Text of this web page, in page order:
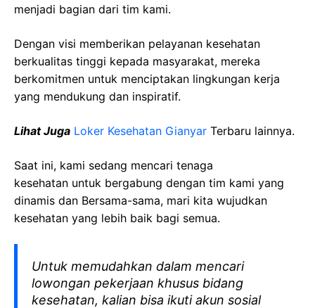
menjadi bagian dari tim kami.
Dengan visi memberikan pelayanan kesehatan
berkualitas tinggi kepada masyarakat, mereka
berkomitmen untuk menciptakan lingkungan kerja
yang mendukung dan inspiratif.
Lihat Juga Loker Kesehatan Gianyar Terbaru lainnya.
Saat ini, kami sedang mencari tenaga
kesehatan untuk bergabung dengan tim kami yang
dinamis dan Bersama-sama, mari kita wujudkan
kesehatan yang lebih baik bagi semua.
Untuk memudahkan dalam mencari
lowongan pekerjaan khusus bidang
kesehatan, kalian bisa ikuti akun sosial